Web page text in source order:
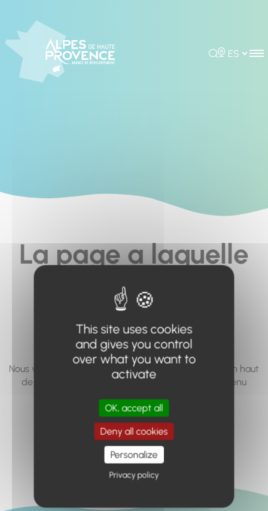
Rechercher
Choisir la
La page a laquelle
vous cherchez à
accéder n'existe
pas... ou plus.
Nous vous invitons à utiliser le moteur de recherche en haut
de page, ou à utiliser le menu pour trouver le contenu
Retour à l'accueil
This site uses cookies
and gives you control
over what you want to
activate
OK, accept all
Deny all cookies
Personalize
Privacy policy